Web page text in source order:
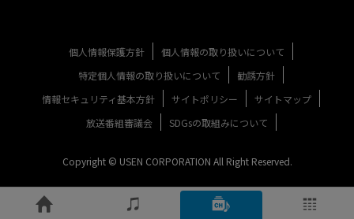
個人情報保護方針
個人情報の取り扱いについて
特定個人情報の取り扱いについて
勧誘方針
情報セキュリティ基本方針
サイトポリシー
サイトマップ
放送番組審議会
SDGsの取組みについて
Copyright © USEN CORPORATION All Right Reserved.